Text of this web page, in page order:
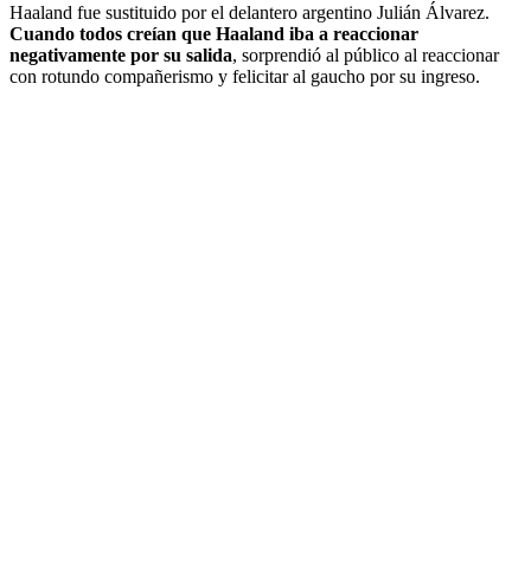
Haaland fue sustituido por el delantero argentino Julián Álvarez.
Cuando todos creían que Haaland iba a reaccionar
negativamente por su salida, sorprendió al público al reaccionar
con rotundo compañerismo y felicitar al gaucho por su ingreso.